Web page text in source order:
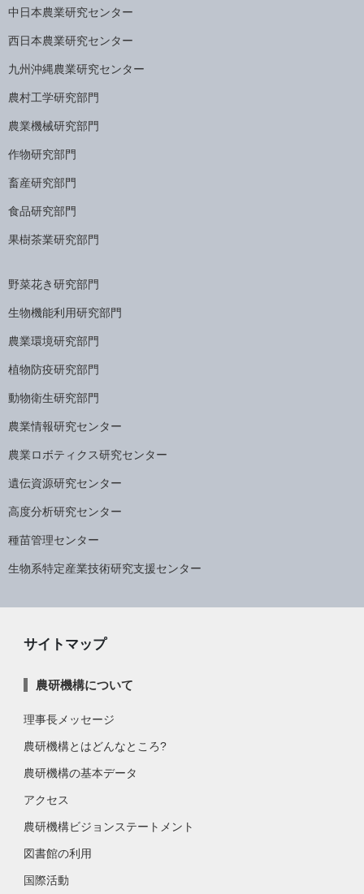
中日本農業研究センター
西日本農業研究センター
九州沖縄農業研究センター
農村工学研究部門
農業機械研究部門
作物研究部門
畜産研究部門
食品研究部門
果樹茶業研究部門
野菜花き研究部門
生物機能利用研究部門
農業環境研究部門
植物防疫研究部門
動物衛生研究部門
農業情報研究センター
農業ロボティクス研究センター
遺伝資源研究センター
高度分析研究センター
種苗管理センター
生物系特定産業技術研究支援センター
サイトマップ
農研機構について
理事長メッセージ
農研機構とはどんなところ?
農研機構の基本データ
アクセス
農研機構ビジョンステートメント
図書館の利用
国際活動